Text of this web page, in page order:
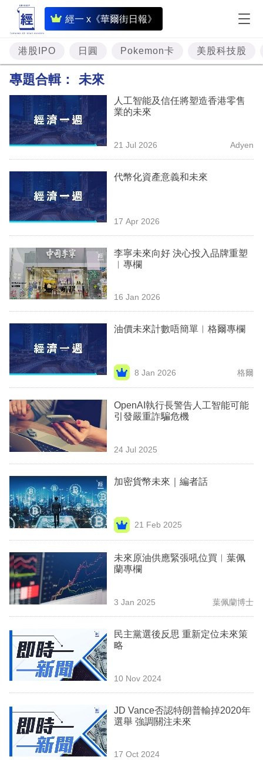
經一 x《華爾街日報》
即
時
財
經
題
投
資
樓
市
理
商
業
科
技
職
場
生
時
事
欄
訂
閱
區
港股IPO 日圓 Pokemon卡 美股科技股
專題合輯： 未來
人工智能及信任將塑造香港零售
業的未來
21 Jul 2026 Adyen
代幣化資產意義和未來
17 Apr 2026
李寧未來向好 決心投入品牌重塑
︳專欄
16 Jan 2026
油價未來計數唔簡單︳格爾專欄
8 Jan 2026 格爾
OpenAI執行長警告人工智能可能
引發嚴重詐騙危機
24 Jul 2025
加密貨幣未來｜編者話
21 Feb 2025
未來原油供應緊張吼位買︳葉佩
蘭專欄
3 Jan 2025 葉佩蘭博士
民主黨選後反思 重新定位未來策
略
10 Nov 2024
JD Vance否認特朗普輸掉2020年
選舉 強調關注未來
17 Oct 2024